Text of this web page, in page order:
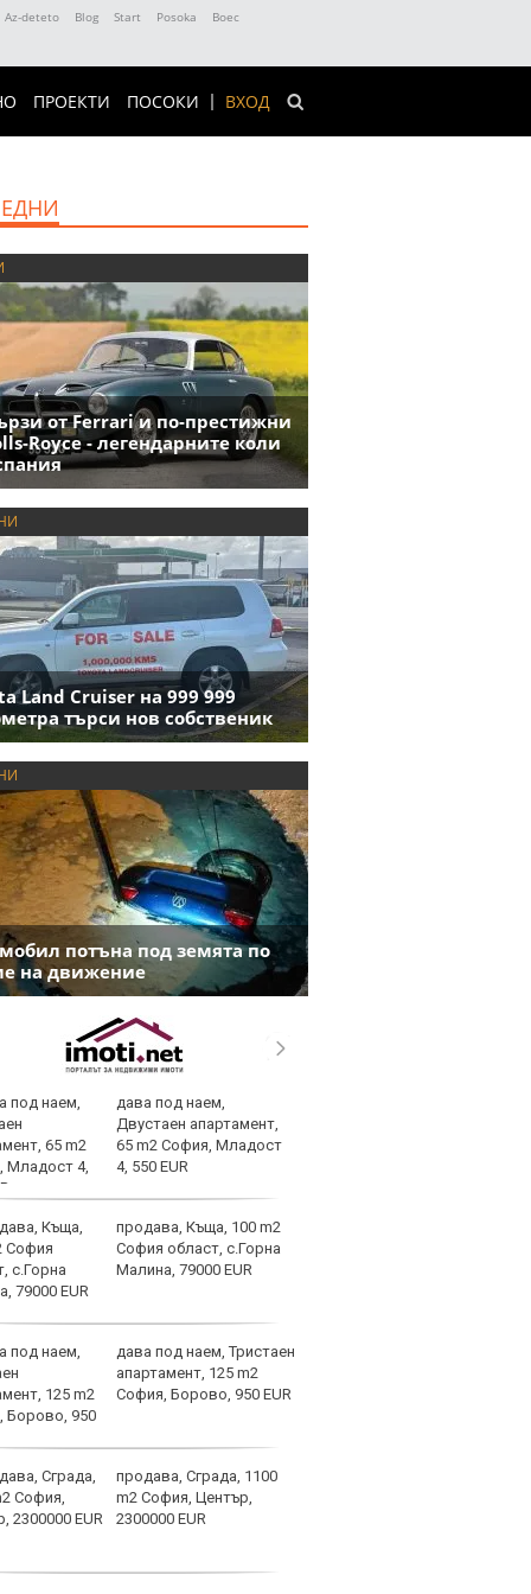
Az-deteto Blog Start Posoka
Boec
ВХОД
ПРОЕКТИ ПОСОКИ
от Ferrari и по-престижни
Royce - легендарните коли
Land Cruiser на 999 999
търси нов собственик
потъна под земята по
на движение
дава под наем,
Двустаен апартамент,
65 m2 София, Младост
4, 550 EUR
продава, Къща, 100 m2
София област, с.Горна
Малина, 79000 EUR
дава под наем, Тристаен
апартамент, 125 m2
София, Борово, 950 EUR
продава, Сграда, 1100
m2 София, Център,
2300000 EUR